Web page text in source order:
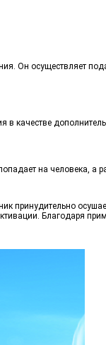
Он осуществляет
качестве
на человека, а
принудительно
Благодаря